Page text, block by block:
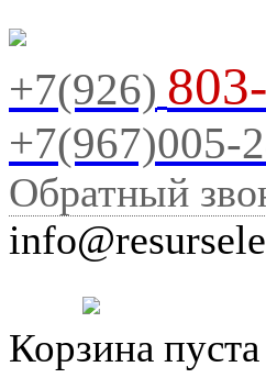
+7(926)
+7(967)005-
Обратный
Корзина пуста